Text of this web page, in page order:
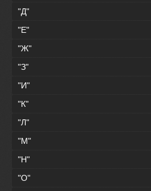
"Д"
"Е"
"Ж"
"З"
"И"
"К"
"Л"
"М"
"Н"
"О"